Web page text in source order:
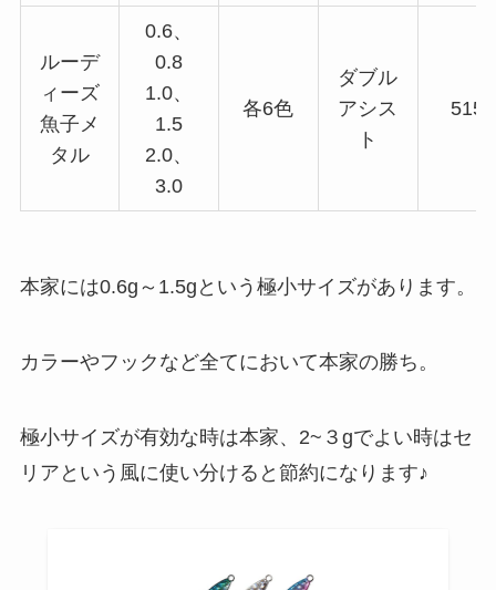
ルーデ
ィーズ
魚子メ
タル
0.6、
0.8
1.0、
1.5
2.0、
3.0
各6色
ダブル
アシス
ト
515
本家には0.6g～1.5gという極小サイズがあります。
カラーやフックなど全てにおいて本家の勝ち。
極小サイズが有効な時は本家、2~３gでよい時はセ
リアという風に使い分けると節約になります♪